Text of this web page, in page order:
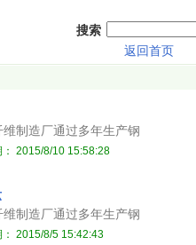
搜索
返回首页
制造厂通过多年生产钢
2015/8/10 15:58:28
制造厂通过多年生产钢
2015/8/5 15:42:43